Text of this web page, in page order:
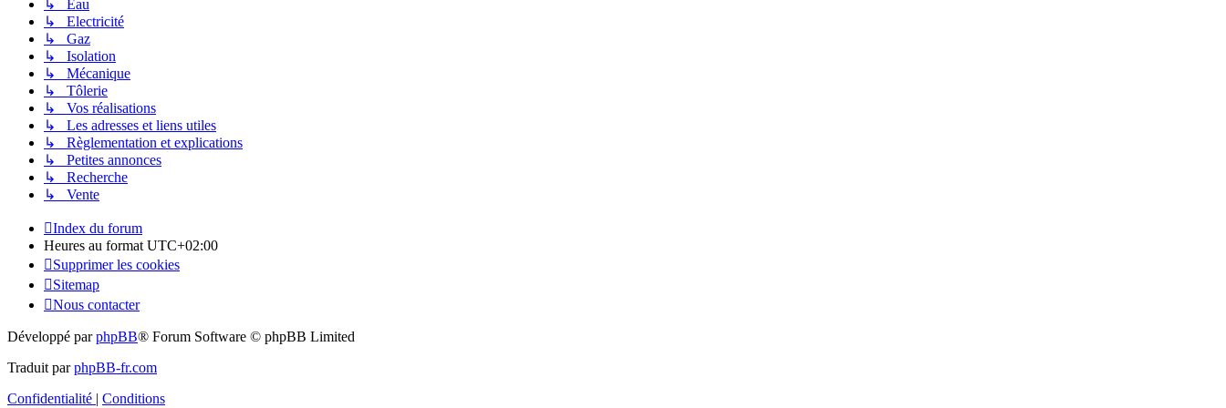
↳ Eau
↳ Electricité
↳ Gaz
↳ Isolation
↳ Mécanique
↳ Tôlerie
↳ Vos réalisations
↳ Les adresses et liens utiles
↳ Règlementation et explications
↳ Petites annonces
↳ Recherche
↳ Vente
Index du forum
Heures au formatUTC+02:00
Supprimer les cookies
Sitemap
Nous contacter
Développé parphpBB® Forum Software © phpBB Limited
Traduit parphpBB-fr.com
Confidentialité
Conditions